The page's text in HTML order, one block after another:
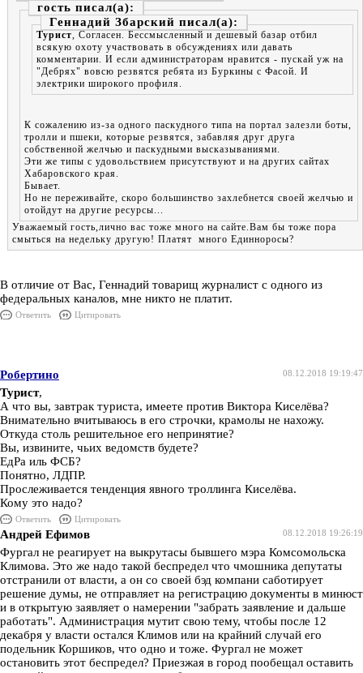
гость
Геннадий Збарский
Турист, Согласен. Бессмысленный и дешевый базар отбил
всякую охоту участвовать в обсуждениях или давать
комментарии. И если администраторам нравится - пускай уж на
"Дебрях" вовсю резвятся ребята из Буркины с Фасой. И
электрики широкого профиля.
К сожалению из-за одного паскудного типа на портал залезли боты,
тролли и пшеки, которые резвятся, забавляя друг друга
собственной желчью и паскудными высказываниями.
Эти же типы с удовольствием присутствуют и на других сайтах
Хабаровского края.
Бывает.
Но не переживайте, скоро большинство захлебнется своей желчью и
отойдут на другие ресурсы...
Уважаемый гость,лично вас тоже много на сайте.Вам бы тоже пора
смыться на недельку другую! Платят много Единноросы?
В отличие от Вас, Геннадий товарищ журналист с одного из
федеральных каналов, мне никто не платит.
Ответить Цитировать
08.12.2018 19:19:47
Робертино
Турист,
А что вы, завтрак туриста, имеете против Виктора Киселёва?
Внимательно вчитываюсь в его строчки, крамолы не нахожу.
Откуда столь решительное его непринятие?
Вы, извините, чьих ведомств будете?
ЕдРа иль ФСБ?
Понятно, ЛДПР.
Прослеживается тенденция явного троллинга Киселёва.
Кому это надо?
Ответить
Цитировать
08.12.2018 19:26:19
Андрей Ефимов
Фургал не реагирует на выкрутасы бывшего мэра Комсомольска
Климова. Это же надо такой беспредел что чмошника депутаты
отстранили от власти, а он со своей бэд компани саботирует
решение думы, не отправляет на регистрацию документы в минюст
и в открытую заявляет о намерении "забрать заявление и дальше
работать". Администрация мутит свою тему, чтобы после 12
декабря у власти остался Климов или на крайний случай его
подельник Коршиков, что одно и тоже. Фургал не может
остановить этот беспредел? Приезжая в город пообещал оставить